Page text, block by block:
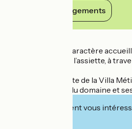
Voir ses engagements
Cette bâtisse de caractère
chambres et dans l’assiette, à
Le jardin, empreinte de la Villa
l’environnement du domaine et
Cet établissement vous